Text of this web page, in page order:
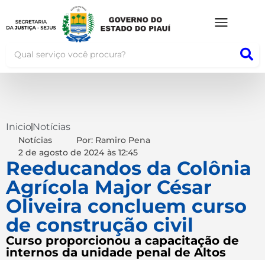
InicioNotícias
Notícias
Por: Ramiro Pena
2 de agosto de 2024 às 12:45
Reeducandos da Colônia
Agrícola Major César
Oliveira concluem curso
de construção civil
Curso proporcionou a capacitação de
internos da unidade penal de Altos